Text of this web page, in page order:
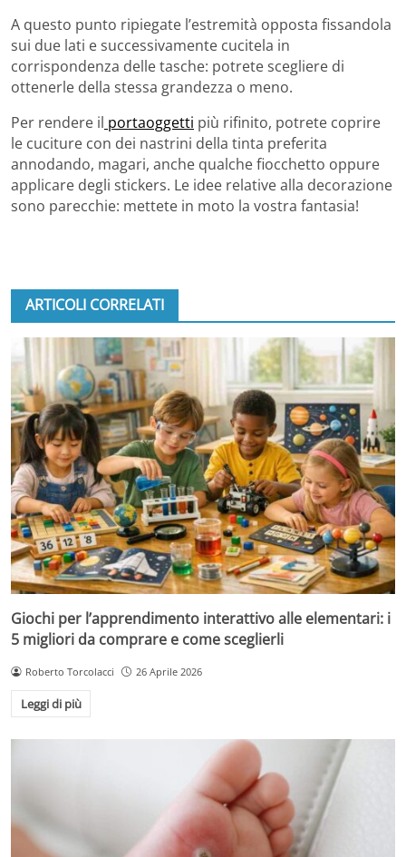
A questo punto ripiegate l’estremità opposta fissandola
sui due lati e successivamente cucitela in
corrispondenza delle tasche: potrete scegliere di
ottenerle della stessa grandezza o meno.
Per rendere il portaoggetti più rifinito, potrete coprire
le cuciture con dei nastrini della tinta preferita
annodando, magari, anche qualche fiocchetto oppure
applicare degli stickers. Le idee relative alla decorazione
sono parecchie: mettete in moto la vostra fantasia!
ARTICOLI CORRELATI
Giochi per l’apprendimento interattivo alle elementari: i
5 migliori da comprare e come sceglierli
Roberto Torcolacci 26 Aprile 2026
Leggi di più